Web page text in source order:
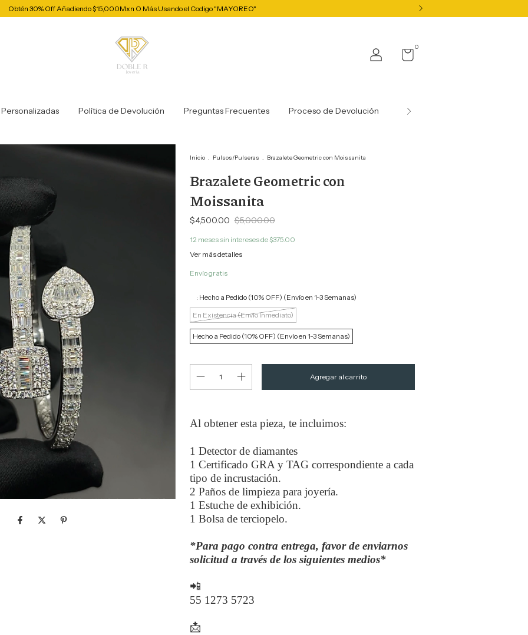
Obtén 30% Off Añadiendo $15,000Mxn O Más Usando el Codigo "MAYOREO"
0
Política de Devolución Preguntas Frecuentes Proceso de Devolución Nuestras Gemas y Certificados
Inicio . Pulsos/Pulseras . Brazalete Geometric con Moissanita
Brazalete Geometric con
Moissanita
$4,500.00 $5,000.00
12 meses sin intereses de $375.00
Ver más detalles
Envío gratis
ﾠ: Hecho a Pedido (10% OFF) (Envío en 1-3 Semanas)
En Existencia (Envío Inmediato)
Hecho a Pedido (10% OFF) (Envío en 1-3 Semanas)
Al obtener esta pieza, te incluimos:
1 Detector de diamantes
1 Certificado GRA y TAG correspondiente a cada
tipo de incrustación.
2 Paños de limpieza para joyería.
1 Estuche de exhibición.
1 Bolsa de terciopelo.
*Para pago contra entrega, favor de enviarnos
solicitud a través de los siguientes medios*
📲
55 1273 5723
📩